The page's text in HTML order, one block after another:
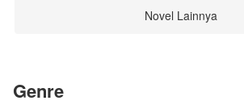
Novel Lainnya
Genre